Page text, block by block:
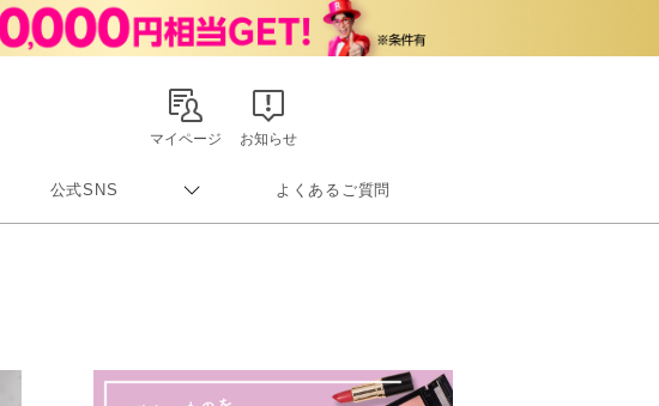
お知らせ
マイページ
公式SNS
Link
よくあるご質問